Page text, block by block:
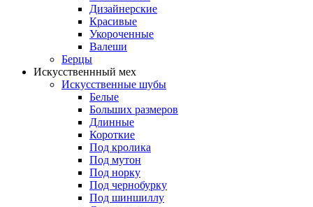
Дизайнерские
Красивые
Укороченные
Валеши
Берцы
Искусственнный мех
Искусственные шубы
Белые
Больших размеров
Длинные
Короткие
Под кролика
Под мутон
Под норку
Под чернобурку
Под шиншиллу